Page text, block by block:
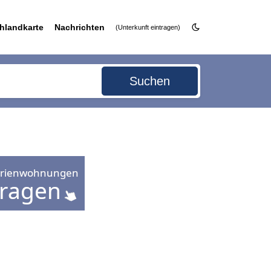
Nachrichten (Unterkunft eintragen)
Suchen